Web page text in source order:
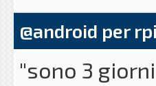
Si sta
zanzare,
@android per
"sono 3